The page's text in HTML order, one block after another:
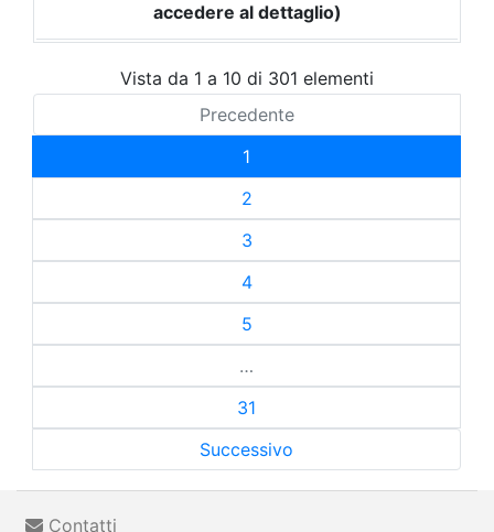
accedere al dettaglio)
Vista da 1 a 10 di 301 elementi
Precedente
1
2
3
4
5
…
31
Successivo
Contatti